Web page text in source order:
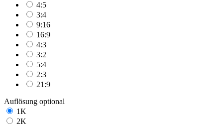
4:5
3:4
9:16
16:9
4:3
3:2
5:4
2:3
21:9
Auflösung optional
1K
2K